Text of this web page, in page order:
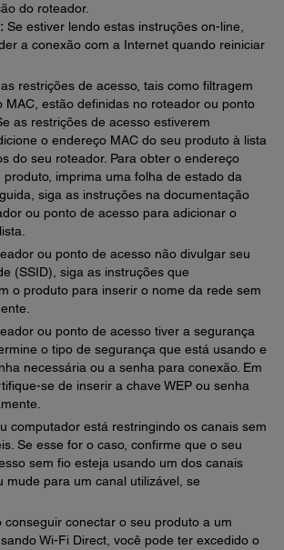
do roteador.
Se estiver lendo estas instruções on-line,
a conexão com a Internet quando reiniciar
restrições de acesso, tais como filtragem
MAC, estão definidas no roteador ou ponto
as restrições de acesso estiverem
o endereço MAC do seu produto à lista
do seu roteador. Para obter o endereço
produto, imprima uma folha de estado da
siga as instruções na documentação
ou ponto de acesso para adicionar o
ou ponto de acesso não divulgar seu
(SSID), siga as instruções que
o produto para inserir o nome da rede sem
ou ponto de acesso tiver a segurança
o tipo de segurança que está usando e
necessária ou a senha para conexão. Em
se de inserir a chave WEP ou senha
computador está restringindo os canais sem
Se esse for o caso, confirme que o seu
sem fio esteja usando um dos canais
mude para um canal utilizável, se
conseguir conectar o seu produto a um
Wi-Fi Direct, você pode ter excedido o